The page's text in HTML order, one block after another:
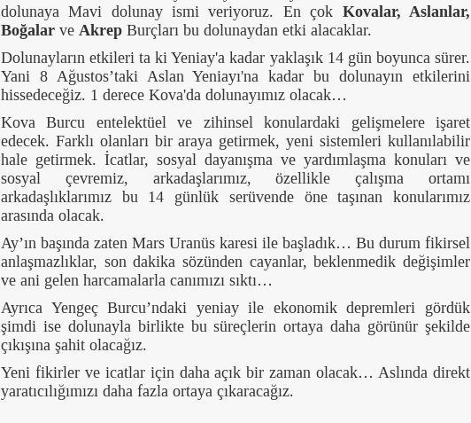
dolunaya Mavi dolunay ismi veriyoruz. En çok Kovalar, Aslanlar,
Boğalar ve Akrep Burçları bu dolunaydan etki alacaklar.
Dolunayların etkileri ta ki Yeniay'a kadar yaklaşık 14 gün boyunca sürer.
Yani 8 Ağustos’taki Aslan Yeniayı'na kadar bu dolunayın etkilerini
hissedeceğiz. 1 derece Kova'da dolunayımız olacak…
Kova Burcu entelektüel ve zihinsel konulardaki gelişmelere işaret
edecek. Farklı olanları bir araya getirmek, yeni sistemleri kullanılabilir
hale getirmek. İcatlar, sosyal dayanışma ve yardımlaşma konuları ve
sosyal çevremiz, arkadaşlarımız, özellikle çalışma ortamı
arkadaşlıklarımız bu 14 günlük serüvende öne taşınan konularımız
arasında olacak.
Ay’ın başında zaten Mars Uranüs karesi ile başladık… Bu durum fikirsel
anlaşmazlıklar, son dakika sözünden cayanlar, beklenmedik değişimler
ve ani gelen harcamalarla canımızı sıktı…
Ayrıca Yengeç Burcu’ndaki yeniay ile ekonomik depremleri gördük
şimdi ise dolunayla birlikte bu süreçlerin ortaya daha görünür şekilde
çıkışına şahit olacağız.
Yeni fikirler ve icatlar için daha açık bir zaman olacak… Aslında direkt
yaratıcılığımızı daha fazla ortaya çıkaracağız.